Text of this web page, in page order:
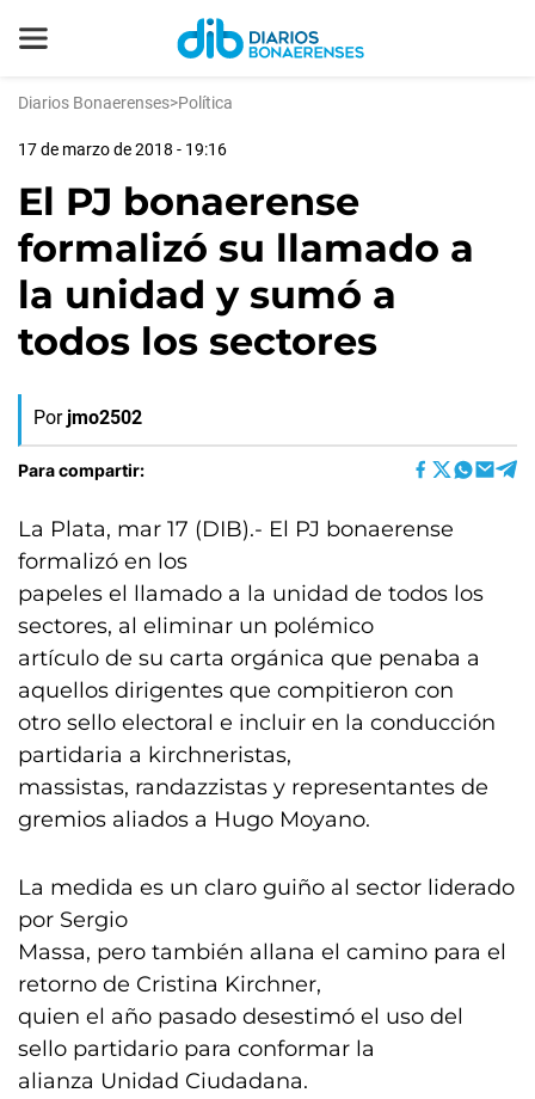
Diarios Bonaerenses>Política
17 de marzo de 2018 - 19:16
El PJ bonaerense
formalizó su llamado a
la unidad y sumó a
todos los sectores
Por jmo2502
Para compartir:
La Plata, mar 17 (DIB).- El PJ bonaerense
formalizó en los
papeles el llamado a la unidad de todos los
sectores, al eliminar un polémico
artículo de su carta orgánica que penaba a
aquellos dirigentes que compitieron con
otro sello electoral e incluir en la conducción
partidaria a kirchneristas,
massistas, randazzistas y representantes de
gremios aliados a Hugo Moyano.
La medida es un claro guiño al sector liderado
por Sergio
Massa, pero también allana el camino para el
retorno de Cristina Kirchner,
quien el año pasado desestimó el uso del
sello partidario para conformar la
alianza Unidad Ciudadana.